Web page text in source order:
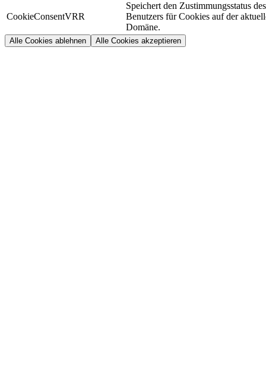
CookieConsentVRR
Speichert den Zustimmungsstatus des
Benutzers für Cookies auf der
Domäne.
Alle Cookies ablehnen Alle Cookies akzeptieren